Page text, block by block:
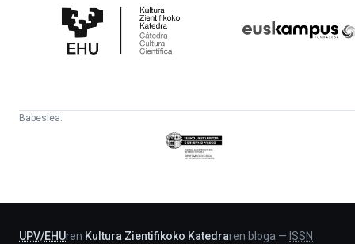
Zientifikoko
Katedra
Babeslea:
Eusko
Jaurlaritza
UPV/EHUren Kultura Zientifikoko Katedraren bloga — ISSN